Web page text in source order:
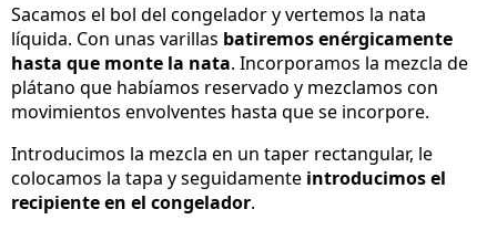
Sacamos el bol del congelador y vertemos la nata
líquida. Con unas varillas batiremos enérgicamente
hasta que monte la nata. Incorporamos la mezcla de
plátano que habíamos reservado y mezclamos con
movimientos envolventes hasta que se incorpore.
Introducimos la mezcla en un taper rectangular, le
colocamos la tapa y seguidamente introducimos el
recipiente en el congelador.